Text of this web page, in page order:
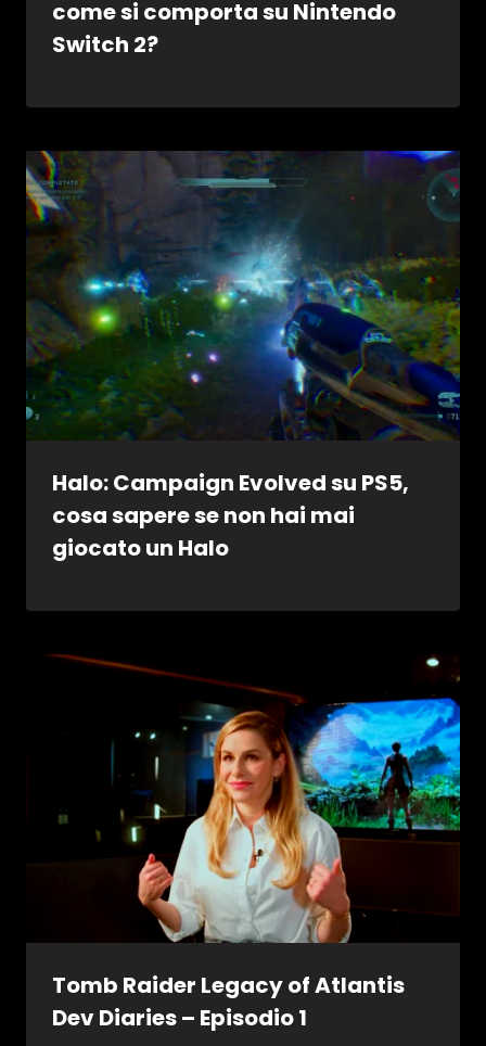
come si comporta su Nintendo
Switch 2?
Halo: Campaign Evolved su PS5,
cosa sapere se non hai mai
giocato un Halo
Tomb Raider Legacy of Atlantis
Dev Diaries – Episodio 1